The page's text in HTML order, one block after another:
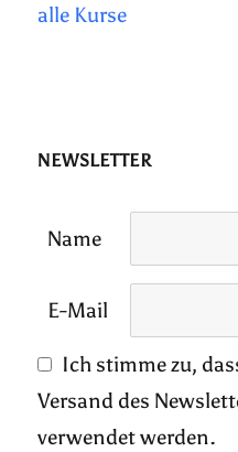
alle Kurse
NEWSLETTER
Name
E-Mail
Ich stimme zu,
Versand des
verwendet werden.